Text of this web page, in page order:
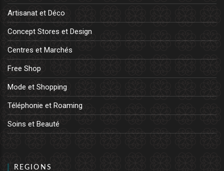
Artisanat et Déco
Concept Stores et Design
Centres et Marchés
Free Shop
Mode et Shopping
Téléphonie et Roaming
Soins et Beauté
REGIONS